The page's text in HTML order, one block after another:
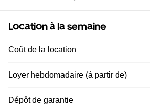
Location à la semaine
Coût de la location
Loyer hebdomadaire (à partir de)
Dépôt de garantie